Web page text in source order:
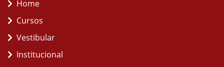
Home
Cursos
Vestibular
Institucional